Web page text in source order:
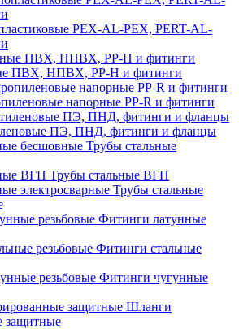
PEX-AL-PEX, PERT-AL-
ПВХ, НПВХ, PP-H и фитинги
напорные PP-R и фитинги
ПЭ, ПНД, фитинги и фланцы
Трубы стальные
Трубы стальные ВГП
Трубы стальные
Фитинги латунные
Фитинги стальные
Фитинги чугунные
Шланги
защитные